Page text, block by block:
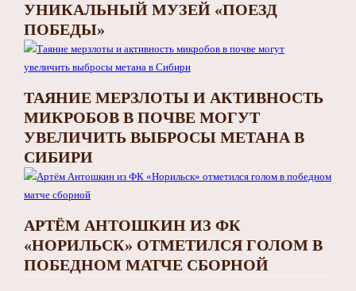
УНИКАЛЬНЫЙ МУЗЕЙ «ПОЕЗД
ПОБЕДЫ»
ТАЯНИЕ МЕРЗЛОТЫ И АКТИВНОСТЬ
МИКРОБОВ В ПОЧВЕ МОГУТ
УВЕЛИЧИТЬ ВЫБРОСЫ МЕТАНА В
СИБИРИ
АРТЁМ АНТОШКИН ИЗ ФК
«НОРИЛЬСК» ОТМЕТИЛСЯ ГОЛОМ В
ПОБЕДНОМ МАТЧЕ СБОРНОЙ